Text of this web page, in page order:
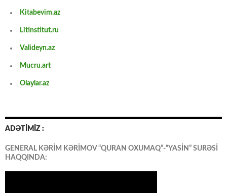
Kitabevim.az
Litinstitut.ru
Valideyn.az
Mucru.art
Olaylar.az
ADƏTİMİZ :
GENERAL KƏRİM KƏRİMOV “QURAN OXUMAQ”-“YASİN” SURƏSİ
HAQQINDA: